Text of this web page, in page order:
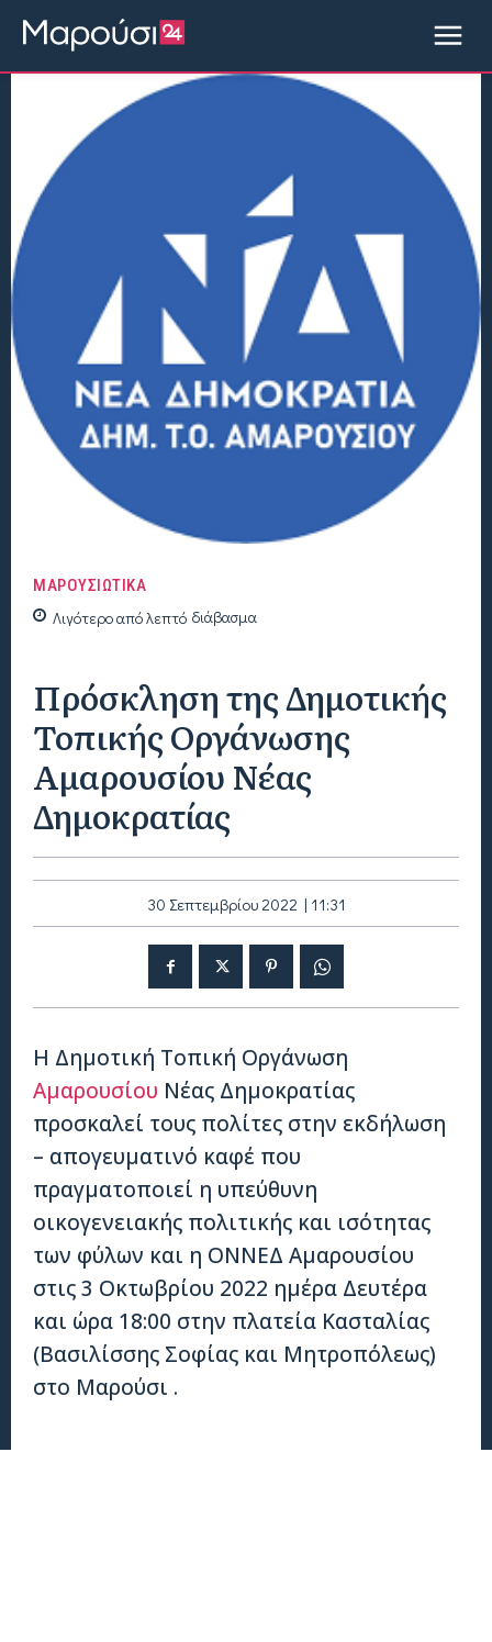
ΜΑΡΟΥΣΙΩΤΙΚΑ
Λιγότερο απόλεπτό διάβασμα
Πρόσκληση της Δημοτικής
Τοπικής Οργάνωσης
Αμαρουσίου Νέας
Δημοκρατίας
30 Σεπτεμβρίου 2022 | 11:31
Η Δημοτική Τοπική Οργάνωση
Αμαρουσίου Νέας Δημοκρατίας
προσκαλεί τους πολίτες στην εκδήλωση
– απογευματινό καφέ που
πραγματοποιεί η υπεύθυνη
οικογενειακής πολιτικής και ισότητας
των φύλων και η ΟΝΝΕΔ Αμαρουσίου
στις 3 Οκτωβρίου 2022 ημέρα Δευτέρα
και ώρα 18:00 στην πλατεία Κασταλίας
(Βασιλίσσης Σοφίας και Μητροπόλεως)
στο Μαρούσι .